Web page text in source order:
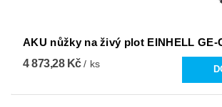
AKU nůžky na živý plot EINHELL GE-
4 873,28 Kč/ ks